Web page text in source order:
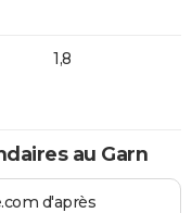
1,8
au Garn
d'après